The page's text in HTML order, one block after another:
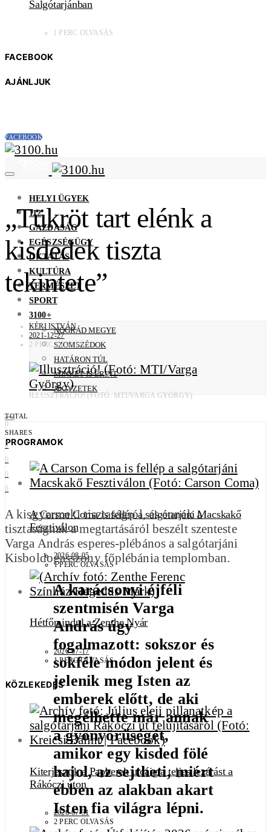
Salgótarjánban
1 PERC OLVASÁS
FACEBOOK
AJÁNLJUK
FACEBOOK
HELYI ÜGYEK
112
GAZDASÁG
EGÉSZSÉGÜGY
OKTATÁS
KULTÚRA
TERMÉSZET
SPORT
3100+
NÓGRÁD MEGYE
SZOMSZÉDOK
HATÁRON TÚL
MINKET IS ÉRINT
JEGYZETEK
PROGRAMOK
A Carson Coma is fellép a salgótarjáni Macskakő
Fesztiválon
2026-08-05
1 PERC OLVASÁS
Hétfőn indul a Zenthe Nyár
2026-07-17
1 PERC OLVASÁS
KÖZLEKEDÉS
Kiterjesztik a Papberek utcáig a teljes lezárást a
Rákóczi úton
2026-07-31
2 PERC OLVASÁS
„Tükröt tart elénk a
kisdedek tiszta
tekintete”
KÉRI ISTVÁN
2021-12-27
2 PERC OLVASÁS
ILLUSZTRÁCIÓ! (FOTÓ: MTI/VARGA GYÖRGY)
TOTAL
0
SHARES
0
0
0
0
A kisgyermeki tisztaságról, és ennek a
tisztaságnak a megtartásáról beszélt szenteste
Varga András esperes-plébános a salgótarjáni
Kisboldogasszony főplébánia templomban.
A karácsonyi éjféli
szentmisén Varga
András úgy
fogalmazott: sokszor és
sokféle módon jelent és
jelenik meg Isten az
emberek előtt, de aki
megélhette már annak
a gyönyörűségét,
amikor egy kisded fölé
hajol, az sejtheti, miért
ebben az alakban akart
Isten fia világra lépni.